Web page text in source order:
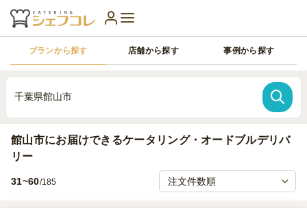
プランから探す 店舗から探す 事例から探す
千葉県館山市
館山市にお届けできるケータリング・オードブルデリバ
リー
31~60/185